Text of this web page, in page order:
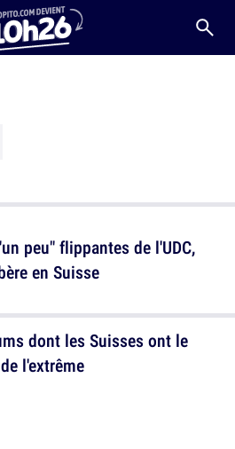
peu" flippantes de l'UDC,
en Suisse
dont les Suisses ont le
l'extrême